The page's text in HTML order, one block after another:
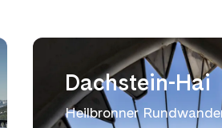
Dachstein-Hai
Heilbronner